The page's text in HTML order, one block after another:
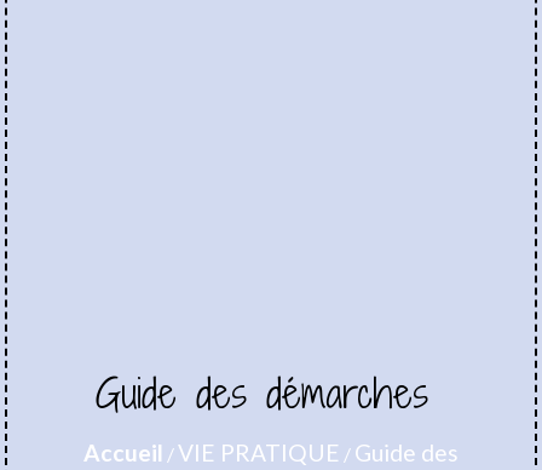
Guide des démarches
Accueil /VIE PRATIQUE / Guide des